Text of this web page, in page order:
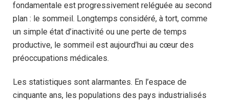
fondamentale est progressivement reléguée au second
plan : le sommeil. Longtemps considéré, à tort, comme
un simple état d’inactivité ou une perte de temps
productive, le sommeil est aujourd’hui au cœur des
préoccupations médicales.
Les statistiques sont alarmantes. En l’espace de
cinquante ans, les populations des pays industrialisés